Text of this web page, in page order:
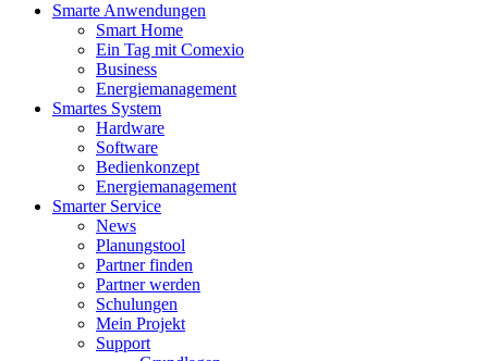
Smarte Anwendungen
Smart Home
Ein Tag mit Comexio
Business
Energiemanagement
Smartes System
Hardware
Software
Bedienkonzept
Energiemanagement
Smarter Service
News
Planungstool
Partner finden
Partner werden
Schulungen
Mein Projekt
Support